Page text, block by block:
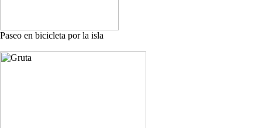
Paseo en bicicleta por la isla